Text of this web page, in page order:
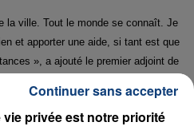
la ville. Tout le monde se connaît. Je
et apporter une aide, si tant est que
», a ajouté le premier adjoint de
un drame familial similaire en juin.
privée est notre priorité
Continuer sans accepter